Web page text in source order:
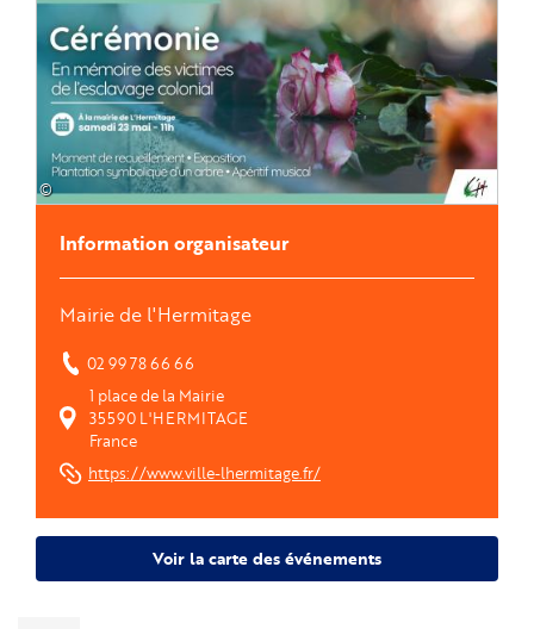
©
Information organisateur
Mairie de l'Hermitage
02 99 78 66 66
1 place de la Mairie
35590 L'HERMITAGE
France
https://www.ville-lhermitage.fr/
Voir la carte des événements